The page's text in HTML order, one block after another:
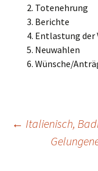
Totenehrung
Berichte
Entlastung der
Neuwahlen
Wünsche/
← Italienisch,